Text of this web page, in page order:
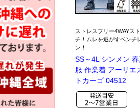
ストレスフリー4WAYス
チ！ムレを逃がすベンチ
ン！
SS～4L シンメン
服 作業着 アーリエ
トカーゴ 04512